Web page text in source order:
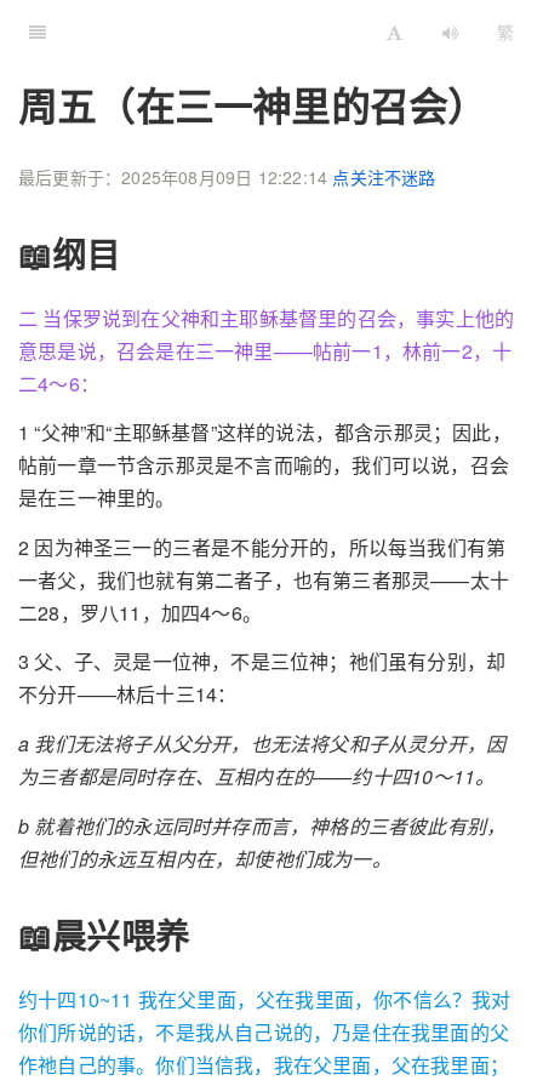
繁
周五（在三一神里的召会）
最后更新于：2025年08月09日 12:22:14 点关注不迷路
📖纲目
二 当保罗说到在父神和主耶稣基督里的召会，事实上他的
意思是说，召会是在三一神里——帖前一1，林前一2，十
二4～6：
1 “父神”和“主耶稣基督”这样的说法，都含示那灵；因此，
帖前一章一节含示那灵是不言而喻的，我们可以说，召会
是在三一神里的。
2 因为神圣三一的三者是不能分开的，所以每当我们有第
一者父，我们也就有第二者子，也有第三者那灵——太十
二28，罗八11，加四4～6。
3 父、子、灵是一位神，不是三位神；祂们虽有分别，却
不分开——林后十三14：
a 我们无法将子从父分开，也无法将父和子从灵分开，因
为三者都是同时存在、互相内在的——约十四10～11。
b 就着祂们的永远同时并存而言，神格的三者彼此有别，
但祂们的永远互相内在，却使祂们成为一。
📖晨兴喂养
约十四10~11 我在父里面，父在我里面，你不信么？我对
你们所说的话，不是我从自己说的，乃是住在我里面的父
作祂自己的事。你们当信我，我在父里面，父在我里面；